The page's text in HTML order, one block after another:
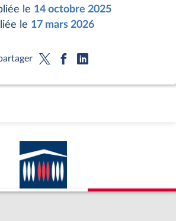
le 14 octobre 2025
le 17 mars 2026